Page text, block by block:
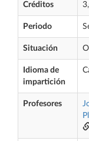
Créditos
Periodo
Situación
Idioma de
impartición
Profesores